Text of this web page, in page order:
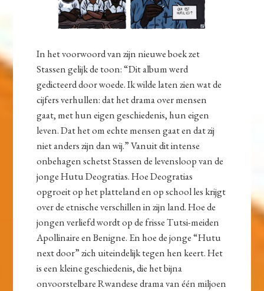
In het voorwoord van zijn nieuwe boek zet
Stassen gelijk de toon: “Dit album werd
gedicteerd door woede. Ik wilde laten zien wat de
cijfers verhullen: dat het drama over mensen
gaat, met hun eigen geschiedenis, hun eigen
leven. Dat het om echte mensen gaat en dat zij
niet anders zijn dan wij.” Vanuit dit intense
onbehagen schetst Stassen de levensloop van de
jonge Hutu Deogratias. Hoe Deogratias
opgroeit op het platteland en op school les krijgt
over de etnische verschillen in zijn land. Hoe de
jongen verliefd wordt op de frisse Tutsi-meiden
Apollinaire en Benigne. En hoe de jonge “Hutu
next door” zich uiteindelijk tegen hen keert. Het
is een kleine geschiedenis, die het bijna
onvoorstelbare Rwandese drama van één miljoen